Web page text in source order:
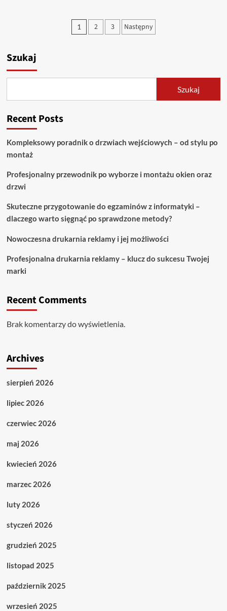
Rozwój
zespołów
–
Stronicowanie
1 2 3 Następny
Szukaj
Szukaj
Recent Posts
Kompleksowy poradnik o drzwiach wejściowych – od stylu po
montaż
Profesjonalny przewodnik po wyborze i montażu okien oraz
drzwi
Skuteczne przygotowanie do egzaminów z informatyki –
dlaczego warto sięgnąć po sprawdzone metody?
Nowoczesna drukarnia reklamy i jej możliwości
Profesjonalna drukarnia reklamy – klucz do sukcesu Twojej
marki
Recent Comments
Brak komentarzy do wyświetlenia.
Archives
sierpień 2026
lipiec 2026
czerwiec 2026
maj 2026
kwiecień 2026
marzec 2026
luty 2026
styczeń 2026
grudzień 2025
listopad 2025
październik 2025
wrzesień 2025